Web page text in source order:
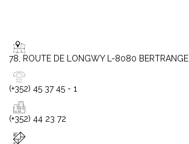
78, ROUTE DE LONGWY L-8080 BERTRANGE
(+352) 45 37 45 - 1
(+352) 44 23 72